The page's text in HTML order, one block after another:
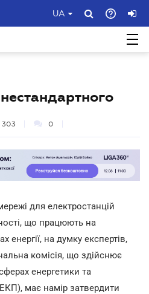
UA
303 0
для електростанцій
що працюють на
на думку експертів,
комісія, що здійснює
енергетики та
має намір затвердити